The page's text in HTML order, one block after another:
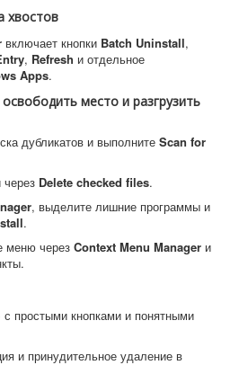
хвостов
включает кнопки Batch Uninstall,
, Refresh и отдельное
Apps.
место и разгрузить
дубликатов и выполните Scan for
Delete checked files.
, выделите лишние программы и
.
меню через Context Menu Manager и
простыми кнопками и понятными
и принудительное удаление в